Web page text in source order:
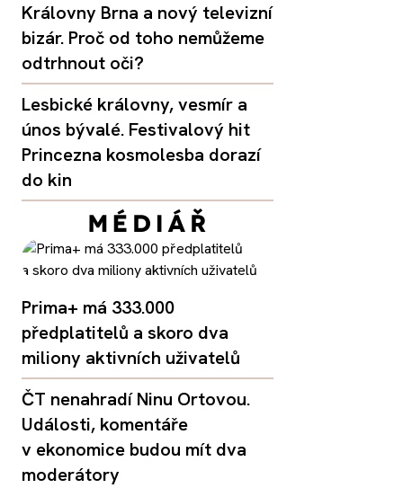
Královny Brna a nový televizní
bizár. Proč od toho nemůžeme
odtrhnout oči?
Lesbické královny, vesmír a
únos bývalé. Festivalový hit
Princezna kosmolesba dorazí
do kin
Prima+ má 333.000
předplatitelů a skoro dva
miliony aktivních uživatelů
ČT nenahradí Ninu Ortovou.
Události, komentáře
v ekonomice budou mít dva
moderátory